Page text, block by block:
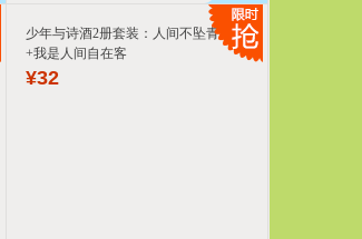
少年与诗酒2册套装：人间不坠青云志
+我是人间自在客
¥32